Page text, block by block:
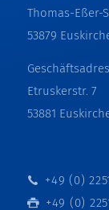
Thomas-Eßer-
53879
Etruskerstr. 7
53881
+49 (0)
+49 (0)